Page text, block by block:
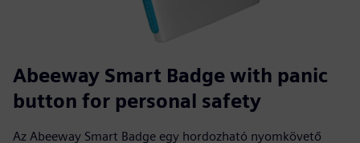
Abeeway Smart Badge with panic
button for personal safety
Az Abeeway Smart Badge egy hordozható nyomkövető